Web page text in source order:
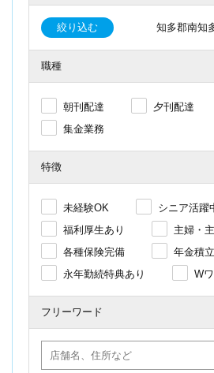
絞り込む 知多郡南知
職種
朝刊配達 夕刊配達
集金業務
特徴
未経験OK
シニア活躍
福利厚生あり
主婦・
各種保険完備
年金積
永年勤続特典あり
W
フリーワード